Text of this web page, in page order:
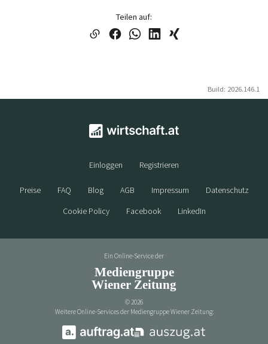
Teilen auf:
Build: 2026.146.1
Einloggen Registrieren
Preise FAQ Blog AGB Impressum
Datenschutz
Cookie Policy
Facebook LinkedIn
Ein Online-Service der
Mediengruppe
Wiener Zeitung
© 2026
Weitere Online-Services der Mediengruppe Wiener Zeitung: